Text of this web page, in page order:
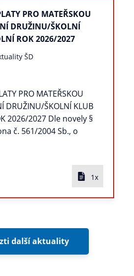
PRO MATEŘSKOU
DRUŽINU/ŠKOLNÍ
ROK 2026/2027
ŠD
PRO MATEŘSKOU
DRUŽINU/ŠKOLNÍ KLUB
2026/2027 Dle novely §
č. 561/2004 Sb., o
1x
další aktuality